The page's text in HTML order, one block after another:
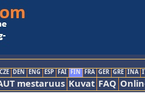
CZE DEN ENG ESP FAI FIN FRA GER GRE INA
mestaruus Kuvat FAQ